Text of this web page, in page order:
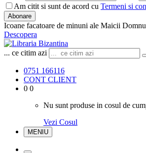
Am citit si sunt de acord cu Termeni si
Abonare
Icoane facatoare de minuni ale Maicii
Descopera
... ce citim azi
0751 166116
CONT CLIENT
0 0
Nu sunt produse in cosul de
Vezi Cosul
MENIU